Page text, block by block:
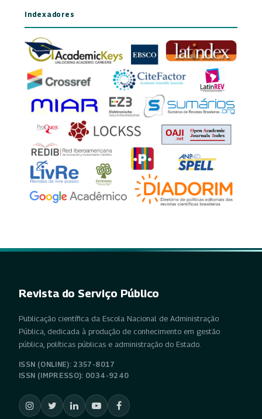
Indexadores
Revista do Serviço Público
Publicação científica da Escola Nacional de Administração
Pública, dedicada à produção de conhecimento em gestão
pública, políticas públicas e administração do Estado.
ISSN (ONLINE): 2357-8017
ISSN (IMPRESSO): 0034-9240